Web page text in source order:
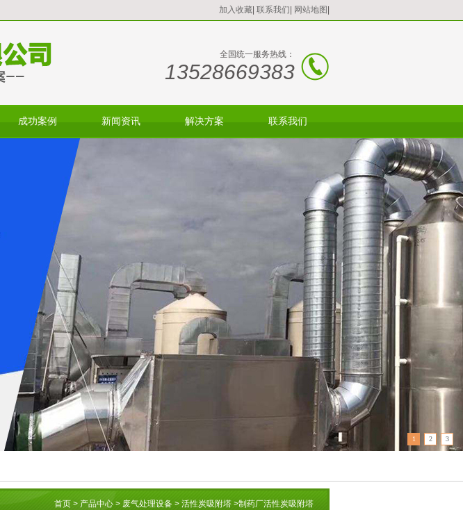
加入收藏 联系我们 网站地图
全国统一服务热线：
13528669383
成功案例 新闻资讯 解决方案 联系我们
1 2 3
首页 > 产品中心 > 废气处理设备 > 活性炭吸附塔 >制药厂活性炭吸附塔